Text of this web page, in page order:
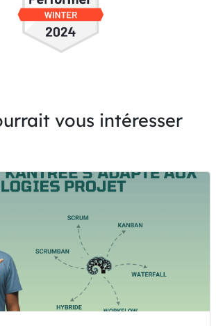
vous intéresser